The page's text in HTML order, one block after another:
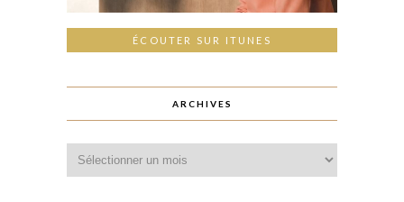
ÉCOUTER SUR ITUNES
ARCHIVES